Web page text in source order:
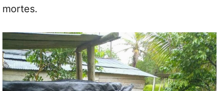
mortes.